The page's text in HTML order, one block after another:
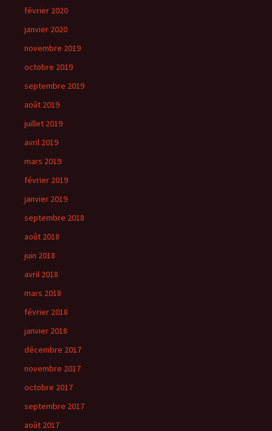
février 2020
janvier 2020
novembre 2019
octobre 2019
septembre 2019
août 2019
juillet 2019
avril 2019
mars 2019
février 2019
janvier 2019
septembre 2018
août 2018
juin 2018
avril 2018
mars 2018
février 2018
janvier 2018
décembre 2017
novembre 2017
octobre 2017
septembre 2017
août 2017